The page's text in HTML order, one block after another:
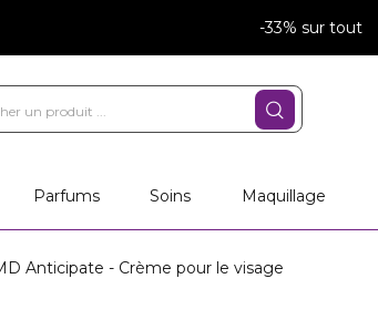
-33% sur tout
Parfums Soins Maquillage
Anticipate - Crème pour le visage